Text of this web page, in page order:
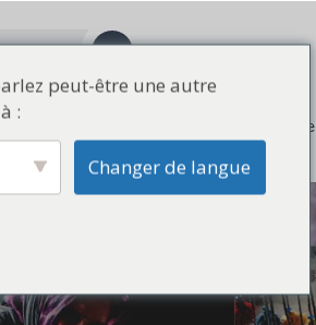
Vintage & Antique
peut-être une autre
:
Changer de langue